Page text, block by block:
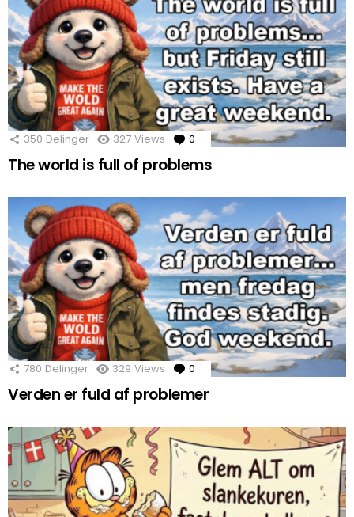
350 Delinger 327 Views 0 Comments
The world is full of problems
780 Delinger 329 Views 0 Comments
Verden er fuld af problemer